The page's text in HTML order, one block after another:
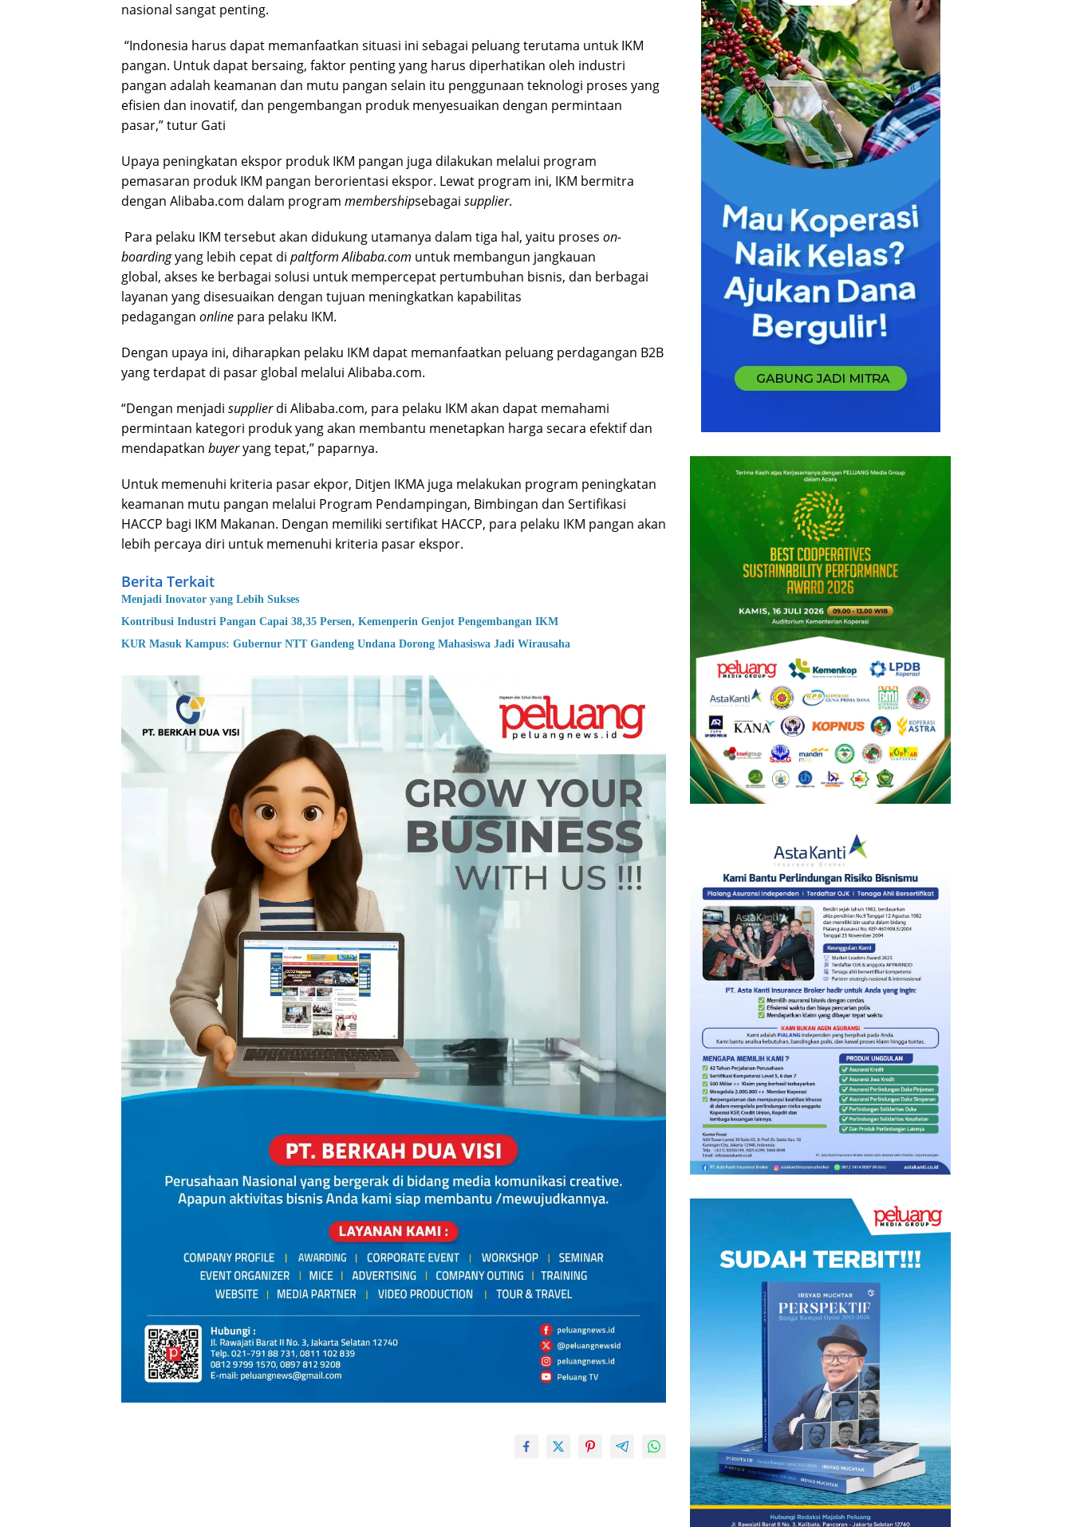
nasional sangat penting.
“Indonesia harus dapat memanfaatkan situasi ini sebagai peluang terutama untuk IKM
pangan. Untuk dapat bersaing, faktor penting yang harus diperhatikan oleh industri
pangan adalah keamanan dan mutu pangan selain itu penggunaan teknologi proses yang
efisien dan inovatif, dan pengembangan produk menyesuaikan dengan permintaan
pasar,” tutur Gati
Upaya peningkatan ekspor produk IKM pangan juga dilakukan melalui program
pemasaran produk IKM pangan berorientasi ekspor. Lewat program ini, IKM bermitra
dengan Alibaba.com dalam program membershipsebagai supplier.
Para pelaku IKM tersebut akan didukung utamanya dalam tiga hal, yaitu proses on-
boardingyang lebih cepat di paltform Alibaba.com untuk membangun jangkauan
global, akses ke berbagai solusi untuk mempercepat pertumbuhan bisnis, dan berbagai
layanan yang disesuaikan dengan tujuan meningkatkan kapabilitas
pedagangan online para pelaku IKM.
Dengan upaya ini, diharapkan pelaku IKM dapat memanfaatkan peluang perdagangan B2B
yang terdapat di pasar global melalui Alibaba.com.
“Dengan menjadi supplierdi Alibaba.com, para pelaku IKM akan dapat memahami
permintaan kategori produk yang akan membantu menetapkan harga secara efektif dan
mendapatkan buyeryang tepat,” paparnya.
Untuk memenuhi kriteria pasar ekpor, Ditjen IKMA juga melakukan program peningkatan
keamanan mutu pangan melalui Program Pendampingan, Bimbingan dan Sertifikasi
HACCP bagi IKM Makanan. Dengan memiliki sertifikat HACCP, para pelaku IKM pangan akan
lebih percaya diri untuk memenuhi kriteria pasar ekspor.
Berita Terkait
Menjadi Inovator yang Lebih Sukses
Kontribusi Industri Pangan Capai 38,35 Persen, Kemenperin Genjot Pengembangan IKM
KUR Masuk Kampus: Gubernur NTT Gandeng Undana Dorong Mahasiswa Jadi Wirausaha